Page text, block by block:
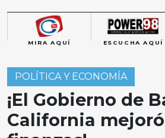
MIRA AQUÍ ESCUCHA AQUÍ
POLÍTICA Y ECONOMÍA
¡El Gobierno de
California